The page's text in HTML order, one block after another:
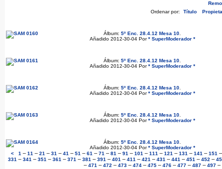
Ordenar por:
Título
Álbum: 5º Enc. 28.4.12 Mesa 10
Añadido 2012-30-04 Por* SuperModerador *
Álbum: 5º Enc. 28.4.12 Mesa 10
Añadido 2012-30-04 Por* SuperModerador *
Álbum: 5º Enc. 28.4.12 Mesa 10
Añadido 2012-30-04 Por* SuperModerador *
Álbum: 5º Enc. 28.4.12 Mesa 10
Añadido 2012-30-04 Por* SuperModerador *
Álbum: 5º Enc. 28.4.12 Mesa 10
Añadido 2012-30-04 Por* SuperModerador *
<
1 – 11 – 21 – 31 – 41 – 51 – 61 – 71 – 81 – 91 – 101 – 111 – 121 – 131 – 141 – 151
331 – 341 – 351 – 361 – 371 – 381 – 391 – 401 – 411 – 421 – 431 – 441 – 451 – 452 –
– 471 – 472 – 473 – 474 – 475 – 476 – 477 – 487 – 497 –